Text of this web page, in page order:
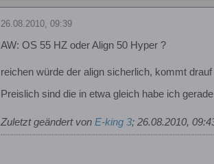
26.08.2010, 09:39
AW: OS 55 HZ oder Align 50 Hyper ?
reichen würde der align sicherlich, kommt
Preislich sind die in etwa gleich habe ich
Zuletzt geändert von E-king 3; 26.08.2010,